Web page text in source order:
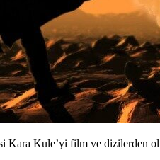
Kara Kule’yi film ve dizilerden